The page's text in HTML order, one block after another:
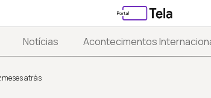
Notícias Acontecimentos
meses atrás